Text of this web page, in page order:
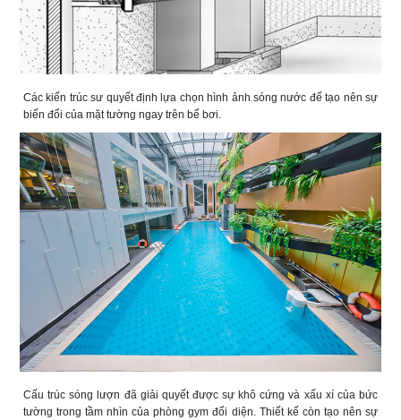
Các kiến trúc sư quyết định lựa chọn hình ảnh sóng nước để tạo nên sự
biến đổi của mặt tường ngay trên bể bơi.
Cấu trúc sóng lượn đã giải quyết được sự khô cứng và xấu xí của bức
tường trong tầm nhìn của phòng gym đối diện. Thiết kế còn tạo nên sự